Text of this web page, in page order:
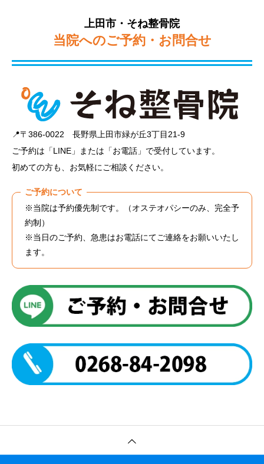
上田市・そね整骨院
当院へのご予約・お問合せ
📍〒386-0022 長野県上田市緑が丘3丁目21-9
ご予約は「LINE」または「お電話」で受付しています。
初めての方も、お気軽にご相談ください。
ご予約について
※当院は予約優先制です。（オステオパシーのみ、完全予
約制）
※当日のご予約、急患はお電話にてご連絡をお願いいたし
ます。